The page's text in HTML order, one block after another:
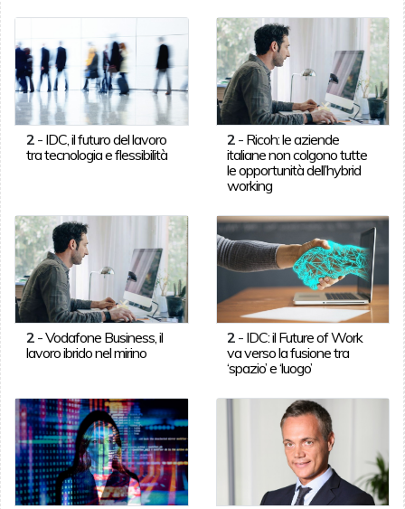
2- IDC, il futuro del lavoro
tra tecnologia e flessibilità
2 - Ricoh: le aziende
italiane non colgono tutte
le opportunità dell’hybrid
working
2-Vodafone Business, il
lavoro ibrido nel mirino
2 - IDC: il Future of Work
va verso la fusione tra
‘spazio’ e ‘luogo’